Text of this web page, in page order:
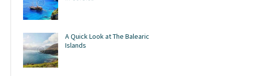
A Quick Look at The Balearic
Islands